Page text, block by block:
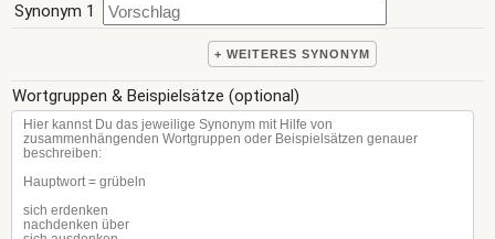
Synonym 1
+ WEITERES SYNONYM
Wortgruppen & Beispielsätze (optional)